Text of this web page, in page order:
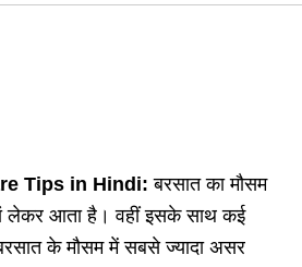
Tips in Hindi: बरसात का मौसम
लेकर आता है। वहीं इसके साथ कई
के मौसम में सबसे ज्यादा असर